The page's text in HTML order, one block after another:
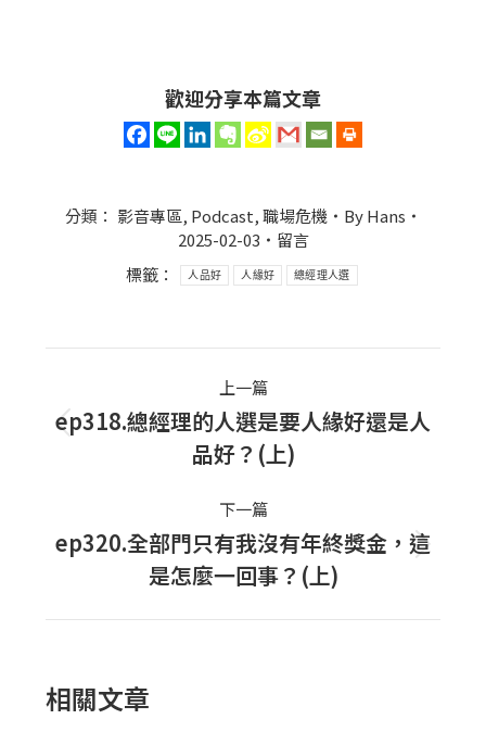
歡迎分享本篇文章
分類： 影音專區, Podcast,職場危機 ByHans
2025-02-03
留言
標籤：
人品好 人緣好 總經理人選
navigation
上一篇
上
一
篇
文
章：
ep318.總經理的人選是要人緣好還是人
品好？(上)
下一篇
下
一
篇
ep320.全部門只有我沒有年終獎金，這
是怎麼一回事？(上)
相關文章